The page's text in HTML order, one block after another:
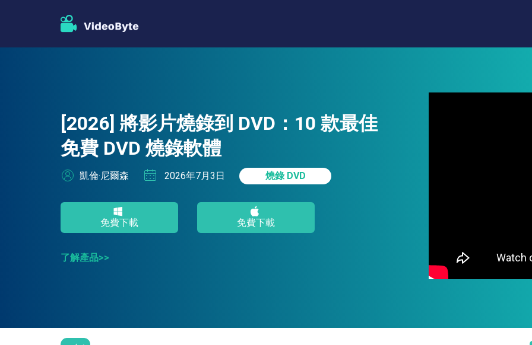
[2026] 將影片燒錄到 DVD：10 款最佳
免費 DVD 燒錄軟體
凱倫·尼爾森 2026年7月3日 燒錄 DVD
免費下載 免費下載
了解產品>>